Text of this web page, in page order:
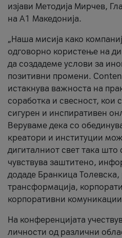
изјави Методија Мирчев,
на А1 Македонија.
„Наша мисија како
одговорно користење на
да создадеме услови за
позитивни промени.
истакнува важноста на
соработка и свесност, кои
сигурен и инспиративен
Веруваме дека со
креатори и институции
дигиталниот свет така што
чувствува заштитено,
додаде Бранкица
трансформација,
корпоративни
На конференцијата
личности од различни